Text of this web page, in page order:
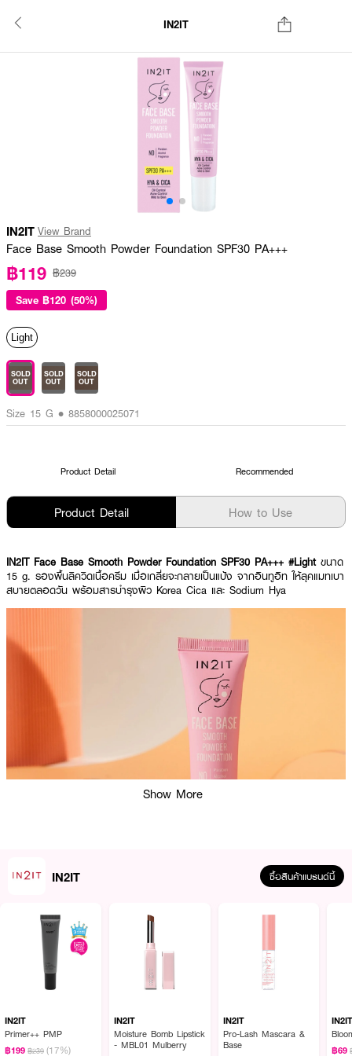
IN2IT
IN2IT View Brand
Face Base Smooth Powder Foundation SPF30 PA+++
฿119 ฿239
Save ฿120 (50%)
Light
SOLD
OUT
SOLD
OUT
SOLD
OUT
Size 15 G • 8858000025071
Product Detail Recommended
Product Detail How to Use
IN2IT Face Base Smooth Powder Foundation SPF30 PA+++ #Light ขนาด
15 g. รองพื้นลิควิดเนื้อครีม เมื่อเกลี่ยจะกลายเป็นแป้ง จากอินทูอิท ให้ลุคแมทเบา
สบายตลอดวัน พร้อมสารบำรุงผิว Korea Cica และ Sodium Hya
ผลลัพธ์ที่ได้ :
IN2IT Face Base Smooth Powder Foundation SPF30 PA+++
วัน ทาทับได้โดยไม่เป็นคราบและไม่ก่อให้เกิดสิว ช่วยเติมร่องผิวให้เรียบ ปกป้องผิว
จากมลภาวะ PM 2.5 พร้อมสารบำรุงผิว Korea Cica และ Sodium Hya
Show More
IN2IT ซื้อสินค้าแบรนด์นี้
IN2IT
Primer++ PMP
฿199 ฿239 (17%)
IN2IT
Moisture Bomb Lipstick
- MBL01 Mulberry
IN2IT
Pro-Lash Mascara &
Base
฿69